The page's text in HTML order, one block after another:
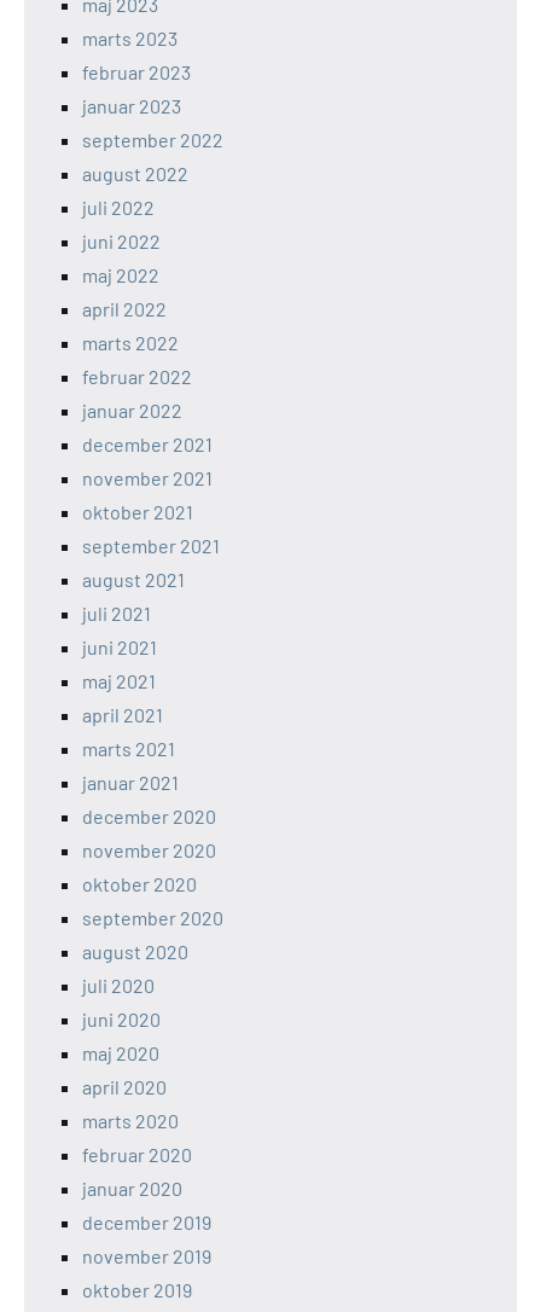
marts 2023
februar 2023
januar 2023
september 2022
august 2022
juli 2022
juni 2022
maj 2022
april 2022
marts 2022
februar 2022
januar 2022
december 2021
november 2021
oktober 2021
september 2021
august 2021
juli 2021
juni 2021
maj 2021
april 2021
marts 2021
januar 2021
december 2020
november 2020
oktober 2020
september 2020
august 2020
juli 2020
juni 2020
maj 2020
april 2020
marts 2020
februar 2020
januar 2020
december 2019
november 2019
oktober 2019